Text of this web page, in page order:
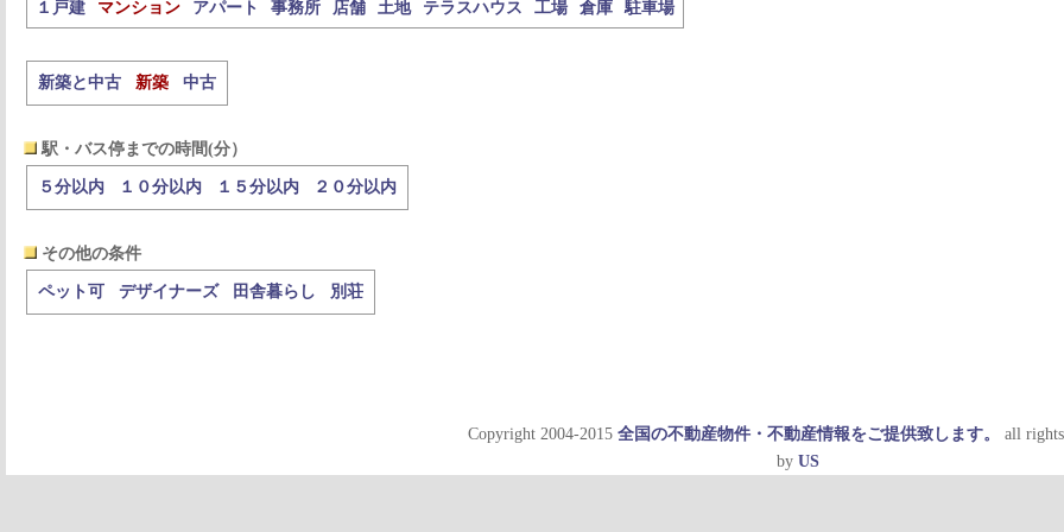
１戸建
マンション アパート 事務所 店舗 土地 テラスハウス 工場 倉庫 駐車場
新築と中古 新築 中古
駅・バス停までの時間(分）
５分以内 １０分以内 １５分以内 ２０分以内
その他の条件
ペット可 デザイナーズ 田舎暮らし 別荘
Copyright 2004-2015 全国の不動産物件・不動産情報をご提供致します。
all rights
by US